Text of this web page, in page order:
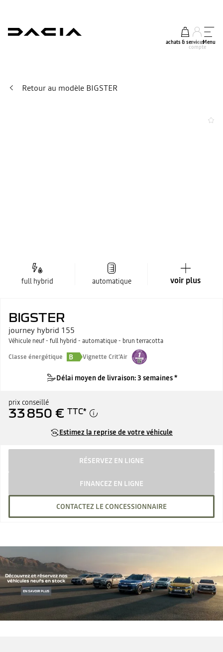
achats & services
mon
compte
Menu
Retour au modèle BIGSTER
full hybrid automatique voir plus
BIGSTER
journey hybrid 155
Véhicule neuf - full hybrid - automatique - brun terracotta
Classe énergétique
B Vignette Crit'Air
Délai moyen de livraison: 3 semaines *
prix conseillé
33 850 € TTC*
Estimez la reprise de votre véhicule
RÉSERVEZ EN LIGNE
FINANCEZ EN LIGNE
CONTACTEZ LE CONCESSIONNAIRE